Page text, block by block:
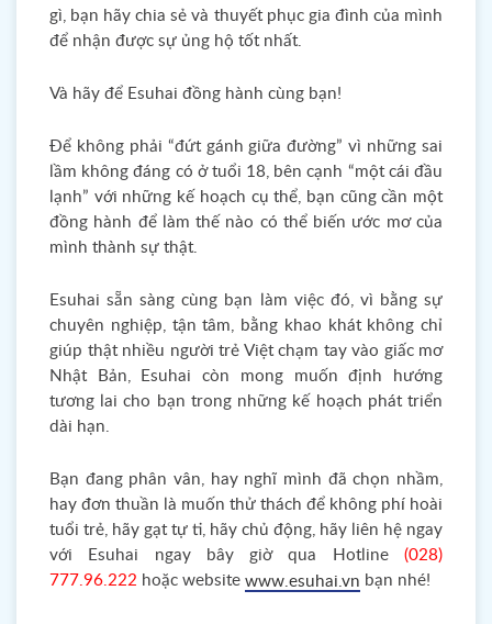
gì, bạn hãy chia sẻ và thuyết phục gia đình của mình
để nhận được sự ủng hộ tốt nhất.
Và hãy để Esuhai đồng hành cùng bạn!
Để không phải “đứt gánh giữa đường” vì những sai
lầm không đáng có ở tuổi 18, bên cạnh “một cái đầu
lạnh” với những kế hoạch cụ thể, bạn cũng cần một
đồng hành để làm thế nào có thể biến ước mơ của
mình thành sự thật.
Esuhai sẵn sàng cùng bạn làm việc đó, vì bằng sự
chuyên nghiệp, tận tâm, bằng khao khát không chỉ
giúp thật nhiều người trẻ Việt chạm tay vào giấc mơ
Nhật Bản, Esuhai còn mong muốn định hướng
tương lai cho bạn trong những kế hoạch phát triển
dài hạn.
Bạn đang phân vân, hay nghĩ mình đã chọn nhầm,
hay đơn thuần là muốn thử thách để không phí hoài
tuổi trẻ, hãy gạt tự ti, hãy chủ động, hãy liên hệ ngay
với Esuhai ngay bây giờ qua Hotline (028)
777.96.222 hoặc website www.esuhai.vn bạn nhé!